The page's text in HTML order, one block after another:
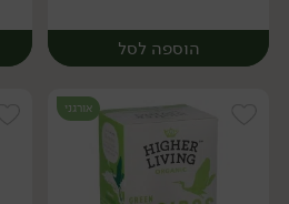
הוספה לסל
אורגני